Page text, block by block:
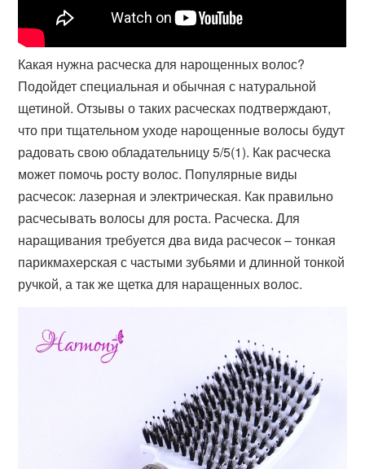
Какая нужна расческа для нарощенных волос?
Подойдет специальная и обычная с натуральной
щетиной. Отзывы о таких расческах подтверждают,
что при тщательном уходе нарощенные волосы будут
радовать свою обладательницу 5/5(1). Как расческа
может помочь росту волос. Популярные виды
расчесок: лазерная и электрическая. Как правильно
расчесывать волосы для роста. Расческа. Для
наращивания требуется два вида расчесок – тонкая
парикмахерская с частыми зубьями и длинной тонкой
ручкой, а так же щетка для наращенных волос.